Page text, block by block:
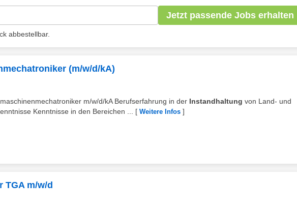
Jetzt passende Jobs erhalten
abbestellbar.
(m/w/d/kA)
m/w/d/kA Berufserfahrung in der Instandhaltung von Land- und
Kenntnisse in den Bereichen ...
[ Weitere Infos ]
TGA m/w/d